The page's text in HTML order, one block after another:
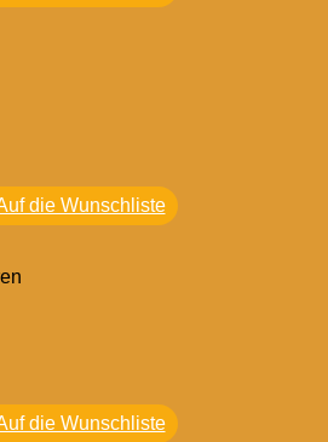
die Wunschliste
die Wunschliste